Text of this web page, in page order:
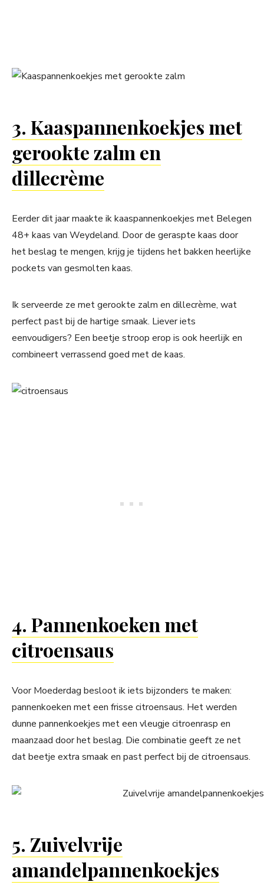
3. Kaaspannenkoekjes met
gerookte zalm en
dillecrème
Eerder dit jaar maakte ik kaaspannenkoekjes met Belegen
48+ kaas van Weydeland. Door de geraspte kaas door
het beslag te mengen, krijg je tijdens het bakken heerlijke
pockets van gesmolten kaas.
Ik serveerde ze met gerookte zalm en dillecrème, wat
perfect past bij de hartige smaak. Liever iets
eenvoudigers? Een beetje stroop erop is ook heerlijk en
combineert verrassend goed met de kaas.
4. Pannenkoeken met
citroensaus
Voor Moederdag besloot ik iets bijzonders te maken:
pannenkoeken met een frisse citroensaus. Het werden
dunne pannenkoekjes met een vleugje citroenrasp en
maanzaad door het beslag. Die combinatie geeft ze net
dat beetje extra smaak en past perfect bij de citroensaus.
5. Zuivelvrije
amandelpannenkoekjes